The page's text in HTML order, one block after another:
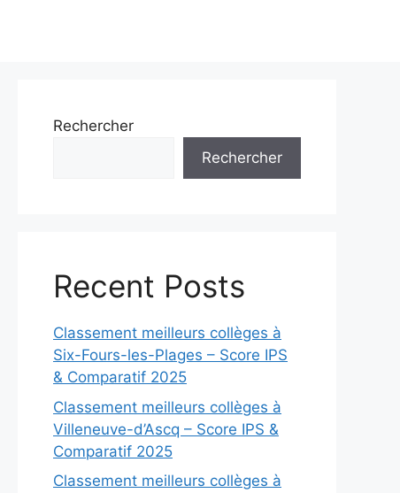
Rechercher
Rechercher
Recent Posts
Classement meilleurs collèges à
Six-Fours-les-Plages – Score IPS
& Comparatif 2025
Classement meilleurs collèges à
Villeneuve-d’Ascq – Score IPS &
Comparatif 2025
Classement meilleurs collèges à